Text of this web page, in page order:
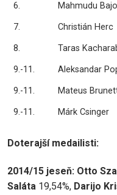
6. Mahmudu Bajo
7. Christián Herc
8. Taras
9.-11. Aleksandar
9.-11. Mateus
9.-11. Márk Csinger
Doterajší medailisti:
2014/15 jeseň: Otto
Saláta 19,54%, Darijo